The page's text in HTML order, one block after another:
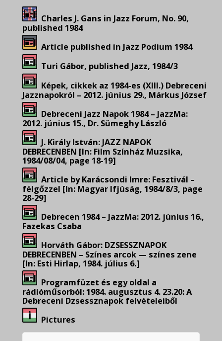
Charles J. Gans in Jazz Forum, No. 90,
published 1984
Article published in Jazz Podium 1984
Turi Gábor, published Jazz, 1984/3
Képek, cikkek az 1984-es (XIII.) Debreceni
Jazznapokról – 2012. június 29., Márkus József
Debreceni Jazz Napok 1984 – JazzMa:
2012. június 15., Dr. Sümeghy László
J. Király István: JAZZ NAPOK
DEBRECENBEN [In: Film Színház Muzsika,
1984/08/04, page 18-19]
Article by Karácsondi Imre: Fesztivál –
félgőzzel [In: Magyar Ifjúság, 1984/8/3, page
28-29]
Debrecen 1984 – JazzMa: 2012. június 16.,
Fazekas Csaba
Horváth Gábor: DZSESSZNAPOK
DEBRECENBEN – Színes arcok — színes zene
[In: Esti Hirlap, 1984. július 6.]
Programfüzet és egy oldal a
rádióműsorból: 1984. augusztus 4. 23.20: A
Debreceni Dzsessznapok felvételeiből
Pictures